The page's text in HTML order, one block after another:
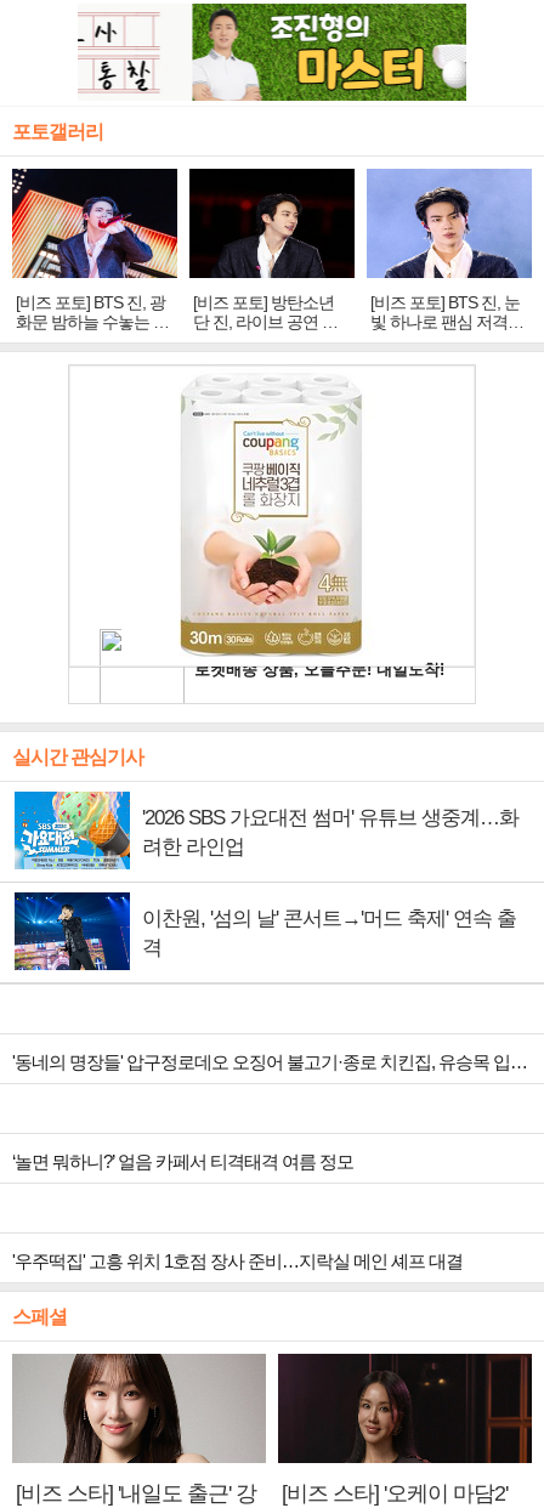
포토갤러리
[비즈 포토] BTS 진, 광
화문 밤하늘 수놓는 '비
주얼 킹'의 열창
[비즈 포토] 방탄소년
단 진, 라이브 공연 중
빛나는 독보적 아우라
[비즈 포토] BTS 진, 눈
빛 하나로 팬심 저격…
독보적 카리스마
실시간 관심기사
'2026 SBS 가요대전 썸머' 유튜브 생중계…화
려한 라인업
이찬원, '섬의 날' 콘서트→'머드 축제' 연속 출
격
'동네의 명장들' 압구정로데오 오징어 불고기·종로 치킨집, 유승목 입맛 저격
‘놀면 뭐하니?’ 얼음 카페서 티격태격 여름 정모
'우주떡집' 고흥 위치 1호점 장사 준비…지락실 메인 셰프 대결
스페셜
[비즈 스타] '내일도 출근' 강
[비즈 스타] '오케이 마담2'